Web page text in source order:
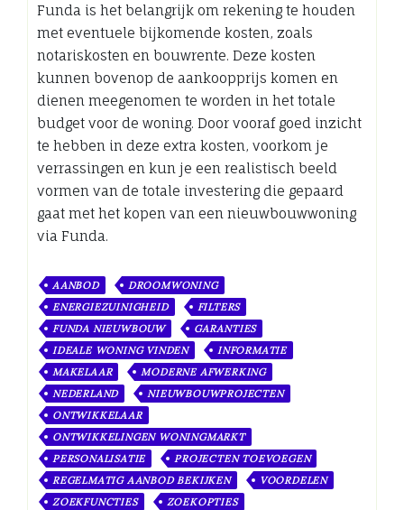
Funda is het belangrijk om rekening te houden
met eventuele bijkomende kosten, zoals
notariskosten en bouwrente. Deze kosten
kunnen bovenop de aankoopprijs komen en
dienen meegenomen te worden in het totale
budget voor de woning. Door vooraf goed inzicht
te hebben in deze extra kosten, voorkom je
verrassingen en kun je een realistisch beeld
vormen van de totale investering die gepaard
gaat met het kopen van een nieuwbouwwoning
via Funda.
AANBOD
DROOMWONING
ENERGIEZUINIGHEID
FILTERS
FUNDA NIEUWBOUW
GARANTIES
IDEALE WONING VINDEN
INFORMATIE
MAKELAAR
MODERNE AFWERKING
NEDERLAND
NIEUWBOUWPROJECTEN
ONTWIKKELAAR
ONTWIKKELINGEN WONINGMARKT
PERSONALISATIE
PROJECTEN TOEVOEGEN
REGELMATIG AANBOD BEKIJKEN
VOORDELEN
ZOEKFUNCTIES
ZOEKOPTIES